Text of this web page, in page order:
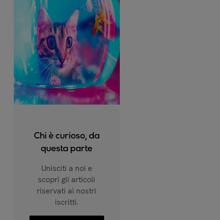
Chi è curioso, da
questa parte
Unisciti a noi e
scopri gli articoli
riservati ai nostri
iscritti.